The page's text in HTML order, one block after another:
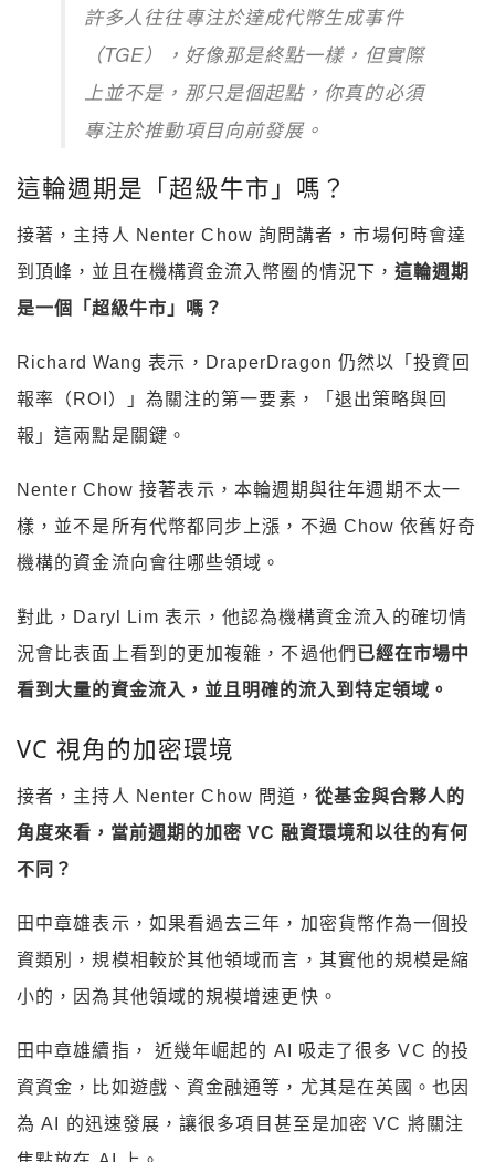
許多人往往專注於達成代幣生成事件
（TGE），好像那是終點一樣，但實際
上並不是，那只是個起點，你真的必須
專注於推動項目向前發展。
這輪週期是「超級牛市」嗎？
接著，主持人 Nenter Chow 詢問講者，市場何時會達
到頂峰，並且在機構資金流入幣圈的情況下，這輪週期
是一個「超級牛市」嗎？
Richard Wang 表示，DraperDragon 仍然以「投資回
報率（ROI）」為關注的第一要素，「退出策略與回
報」這兩點是關鍵。
Nenter Chow 接著表示，本輪週期與往年週期不太一
樣，並不是所有代幣都同步上漲，不過 Chow 依舊好奇
機構的資金流向會往哪些領域。
對此，Daryl Lim 表示，他認為機構資金流入的確切情
況會比表面上看到的更加複雜，不過他們 已經在市場中
看到大量的資金流入，並且明確的流入到特定領域。
VC 視角的加密環境
接者，主持人 Nenter Chow 問道，從基金與合夥人的
角度來看，當前週期的加密 VC 融資環境和以往的有何
不同？
田中章雄表示，如果看過去三年，加密貨幣作為一個投
資類別，規模相較於其他領域而言，其實他的規模是縮
小的，因為其他領域的規模增速更快。
田中章雄續指， 近幾年崛起的 AI 吸走了很多 VC 的投
資資金，比如遊戲、資金融通等，尤其是在英國。也因
為 AI 的迅速發展，讓很多項目甚至是加密 VC 將關注